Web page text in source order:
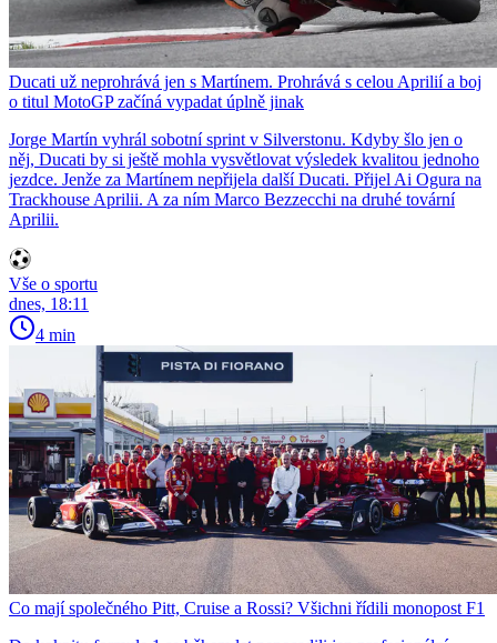
Ducati už neprohrává jen s Martínem. Prohrává s celou Aprilií a boj
o titul MotoGP začíná vypadat úplně jinak
Jorge Martín vyhrál sobotní sprint v Silverstonu. Kdyby šlo jen o
něj, Ducati by si ještě mohla vysvětlovat výsledek kvalitou jednoho
jezdce. Jenže za Martínem nepřijela další Ducati. Přijel Ai Ogura na
Trackhouse Aprilii. A za ním Marco Bezzecchi na druhé tovární
Aprilii.
Vše o sportu
dnes, 18:11
4 min
Co mají společného Pitt, Cruise a Rossi? Všichni řídili monopost F1